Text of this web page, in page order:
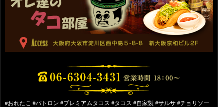
#おれたこ #パトロン #プレミアムタコス #タコス #自家製 #サルサ #チョリソー